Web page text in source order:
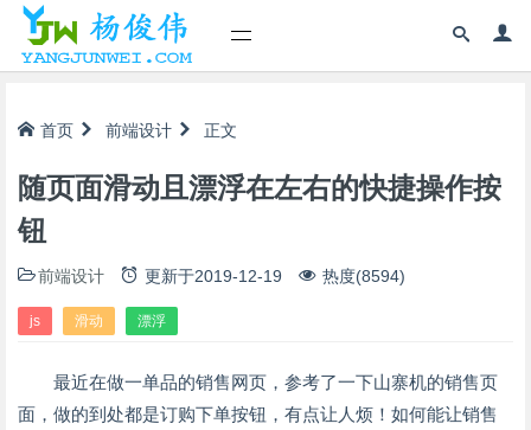
首页 前端设计 正文
随页面滑动且漂浮在左右的快捷操作按
钮
前端设计 更新于2019-12-19 热度(8594)
js 滑动 漂浮
最近在做一单品的销售网页，参考了一下山寨机的销售页
面，做的到处都是订购下单按钮，有点让人烦！如何能让销售